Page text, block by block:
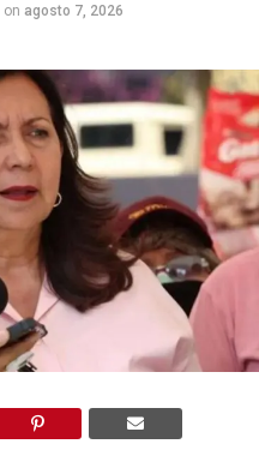
on agosto 7, 2026